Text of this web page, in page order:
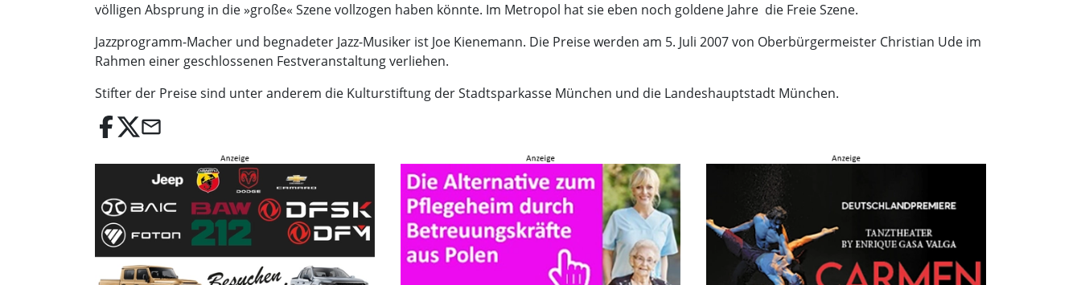
völligen Absprung in die »große« Szene vollzogen haben könnte. Im Metropol hat sie eben noch goldene Jahre  die Freie Szene.
Jazzprogramm-Macher und begnadeter Jazz-Musiker ist Joe Kienemann. Die Preise werden am 5. Juli 2007 von Oberbürgermeister Christian Ude im
Rahmen einer geschlossenen Festveranstaltung verliehen.
Stifter der Preise sind unter anderem die Kulturstiftung der Stadtsparkasse München und die Landeshauptstadt München.
email